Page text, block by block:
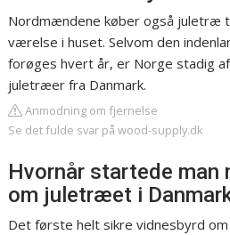
Nordmændene køber også juletræ
værelse i huset. Selvom den
forøges hvert år, er Norge stadig
juletræer fra Danmark.
Anmodning om fjernelse
Se det fulde svar på wood-supply.dk
Hvornår startede man
om juletræet i
Det første helt sikre vidnesbyrd